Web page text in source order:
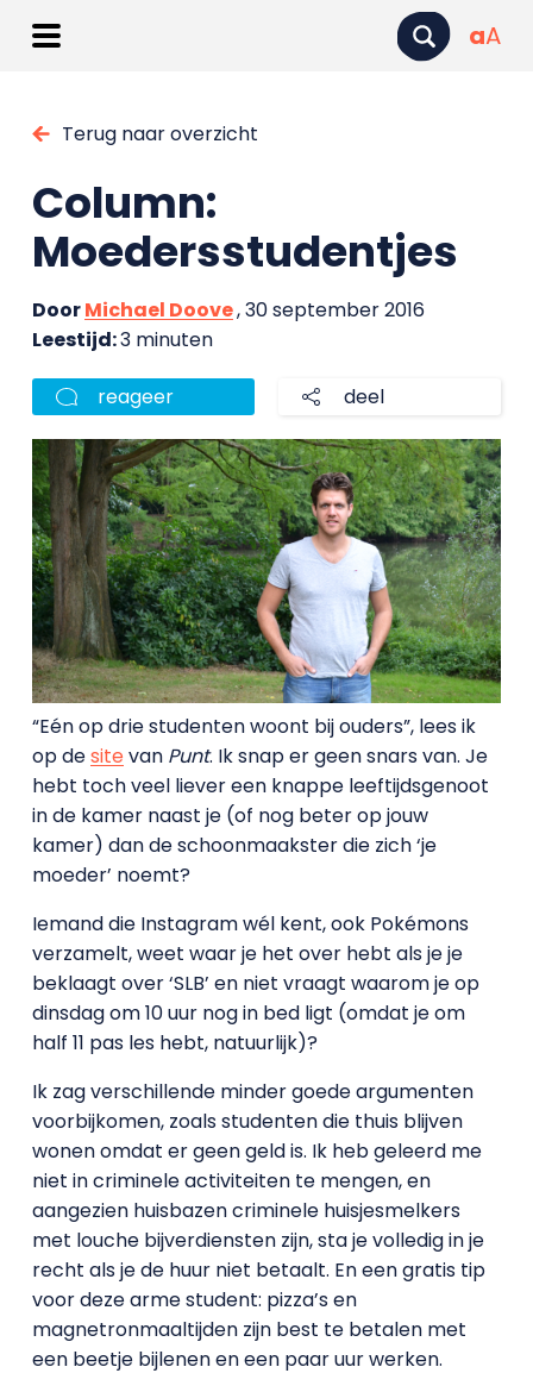
aA
Terug naar overzicht
Column:
Moedersstudentjes
DoorMichael Doove, 30 september 2016
Leestijd:3 minuten
reageer deel
“Eén op drie studenten woont bij ouders”, lees ik
op desitevan Punt. Ik snap er geen snars van. Je
hebt toch veel liever een knappe leeftijdsgenoot
in de kamer naast je (of nog beter op jouw
kamer) dan de schoonmaakster die zich ‘je
moeder’ noemt?
Iemand die Instagram wél kent, ook Pokémons
verzamelt, weet waar je het over hebt als je je
beklaagt over ‘SLB’ en niet vraagt waarom je op
dinsdag om 10 uur nog in bed ligt (omdat je om
half 11 pas les hebt, natuurlijk)?
Ik zag verschillende minder goede argumenten
voorbijkomen, zoals studenten die thuis blijven
wonen omdat er geen geld is. Ik heb geleerd me
niet in criminele activiteiten te mengen, en
aangezien huisbazen criminele huisjesmelkers
met louche bijverdiensten zijn, sta je volledig in je
recht als je de huur niet betaalt. En een gratis tip
voor deze arme student: pizza’s en
magnetronmaaltijden zijn best te betalen met
een beetje bijlenen en een paar uur werken.